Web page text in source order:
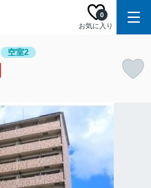
お気に入り
0
空室2